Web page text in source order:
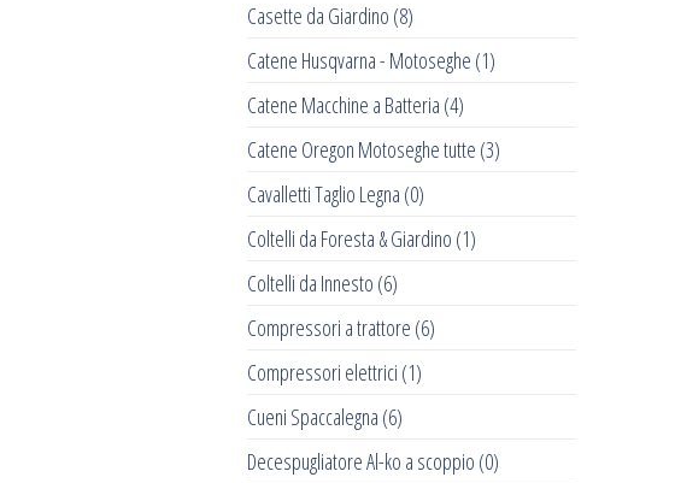
Casette da Giardino (8)
Catene Husqvarna - Motoseghe (1)
Catene Macchine a Batteria (4)
Catene Oregon Motoseghe tutte (3)
Cavalletti Taglio Legna (0)
Coltelli da Foresta & Giardino (1)
Coltelli da Innesto (6)
Compressori a trattore (6)
Compressori elettrici (1)
Cueni Spaccalegna (6)
Decespugliatore Al-ko a scoppio (0)